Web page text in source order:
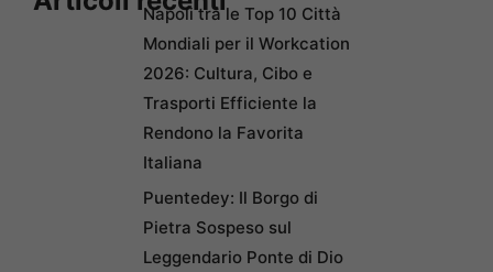
Napoli tra le Top 10 Città
Mondiali per il Workcation
2026: Cultura, Cibo e
Trasporti Efficiente la
Rendono la Favorita
Italiana
Puentedey: Il Borgo di
Pietra Sospeso sul
Leggendario Ponte di Dio